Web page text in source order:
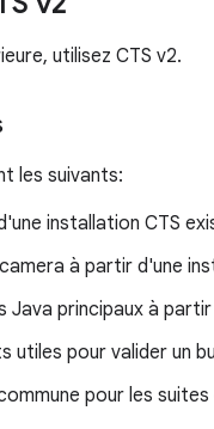
utilisez CTS v2.
les suivants:
installation CTS
à partir d'une
Java principaux à
pour valider un
pour les